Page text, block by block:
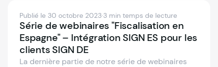
Publié le 30 octobre 2023·3 min temps de lecture
Série de webinaires "Fiscalisation en
Espagne" – Intégration SIGN ES pour les
clients SIGN DE
La dernière partie de notre série de webinaires